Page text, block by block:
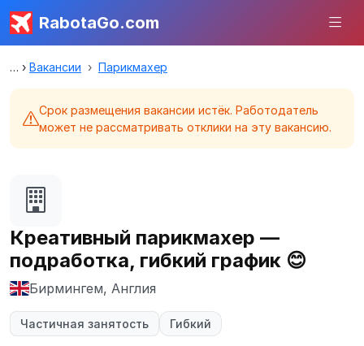
RabotaGo.com
Вакансии Парикмахер
Срок размещения вакансии истёк. Работодатель
может не рассматривать отклики на эту вакансию.
Креативный парикмахер —
подработка, гибкий график 😊
Бирмингем, Англия
Частичная занятость Гибкий